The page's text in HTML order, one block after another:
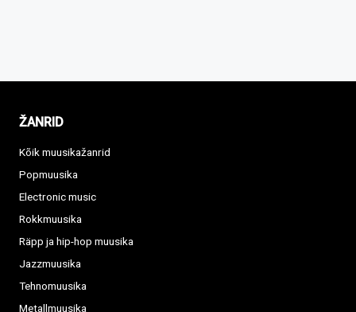
ŽANRID
Kõik muusikažanrid
Popmuusika
Electronic music
Rokkmuusika
Räpp ja hip-hop muusika
Jazzmuusika
Tehnomuusika
Metallmuusika